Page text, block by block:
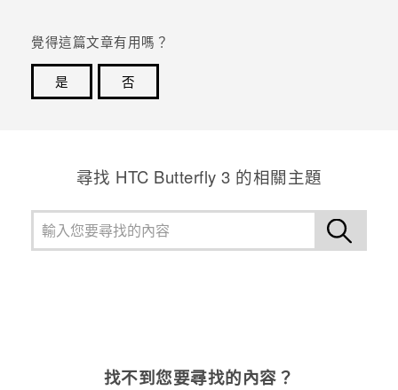
覺得這篇文章有用嗎？
是
否
尋找 HTC Butterfly 3 的相關主題
找不到您要尋找的內容？